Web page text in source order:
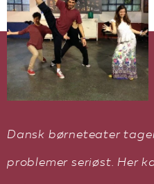
Dansk børneteater
problemer seriøst. Her